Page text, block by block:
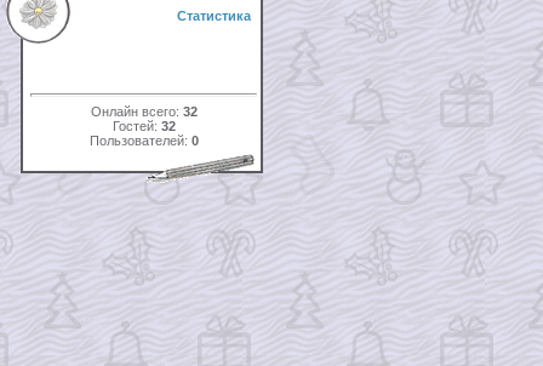
Статистика
Онлайн всего: 32
Гостей: 32
Пользователей: 0